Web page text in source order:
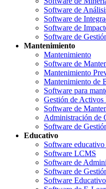
Software de
Software de
Software de
Software de
Mantenimiento
Mantenimiento
Software de
Mantenimiento
Mantenimiento de
Software para
Gestión de Activos
Software de
Administración de
Software de
Educativo
Software
Software LCMS
Software de
Software de
Software Educativo